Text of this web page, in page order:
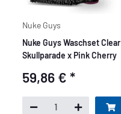
Nuke Guys
Nuke Guys Waschset Clear
Skullparade x Pink Cherry
59,86 €*